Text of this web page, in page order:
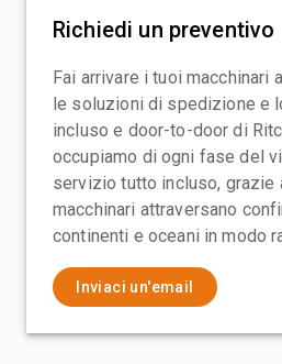
Richiedi un preventivo
Fai arrivare i tuoi macchinari
le soluzioni di spedizione e
incluso e door-to-door di
occupiamo di ogni fase del
servizio tutto incluso, grazie
macchinari attraversano
continenti e oceani in modo
Inviaci un'email